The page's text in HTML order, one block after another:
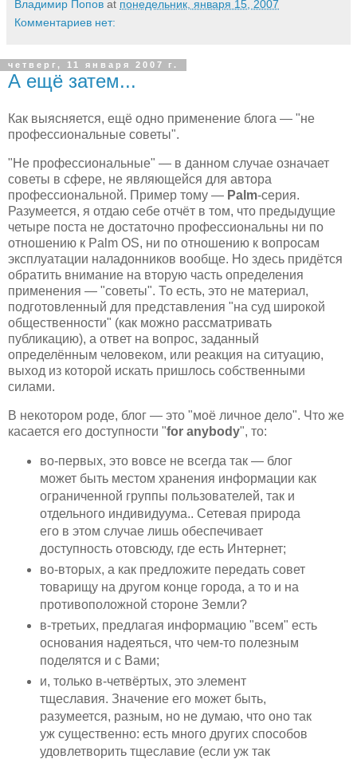
Владимир Попов at понедельник, января 15, 2007
Комментариев нет:
четверг, 11 января 2007 г.
А ещё затем...
Как выясняется, ещё одно применение блога — "не
профессиональные советы".
"Не профессиональные" — в данном случае означает
советы в сфере, не являющейся для автора
профессиональной. Пример тому — Palm-серия.
Разумеется, я отдаю себе отчёт в том, что предыдущие
четыре поста не достаточно профессиональны ни по
отношению к Palm OS, ни по отношению к вопросам
эксплуатации наладонников вообще. Но здесь придётся
обратить внимание на вторую часть определения
применения — "советы". То есть, это не материал,
подготовленный для представления "на суд широкой
общественности" (как можно рассматривать
публикацию), а ответ на вопрос, заданный
определённым человеком, или реакция на ситуацию,
выход из которой искать пришлось собственными
силами.
В некотором роде, блог — это "моё личное дело". Что же
касается его доступности "for anybody", то:
во-первых, это вовсе не всегда так — блог
может быть местом хранения информации как
ограниченной группы пользователей, так и
отдельного индивидуума.. Сетевая природа
его в этом случае лишь обеспечивает
доступность отовсюду, где есть Интернет;
во-вторых, а как предложите передать совет
товарищу на другом конце города, а то и на
противоположной стороне Земли?
в-третьих, предлагая информацию "всем" есть
основания надеяться, что чем-то полезным
поделятся и с Вами;
и, только в-четвёртых, это элемент
тщеславия. Значение его может быть,
разумеется, разным, но не думаю, что оно так
уж существенно: есть много других способов
удовлетворить тщеславие (если уж так